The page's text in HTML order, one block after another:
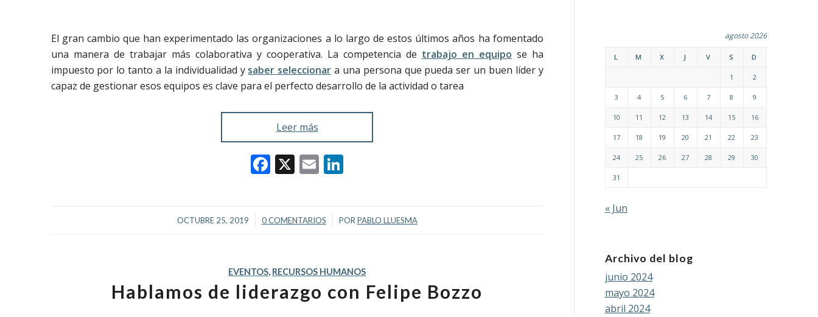
El gran cambio que han experimentado las organizaciones a lo largo de estos últimos años ha fomentado
una manera de trabajar más colaborativa y cooperativa. La competencia de trabajo en equipo se ha
impuesto por lo tanto a la individualidad y saber seleccionar a una persona que pueda ser un buen líder y
capaz de gestionar esos equipos es clave para el perfecto desarrollo de la actividad o tarea
Leer más
Facebook
X Email
OCTUBRE 25, 2019
/ 0 COMENTARIOS
/ POR PABLO LLUESMA
EVENTOS, RECURSOS HUMANOS
Hablamos de liderazgo con Felipe Bozzo
agosto 2026
L M X J V S D
1 2
3 4 5 6 7 8 9
10 11 12 13 14 15 16
17 18 19 20 21 22 23
24 25 26 27 28 29 30
31
« Jun
Archivo del blog
junio 2024
mayo 2024
abril 2024